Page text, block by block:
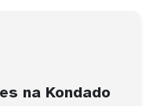
na Kondado